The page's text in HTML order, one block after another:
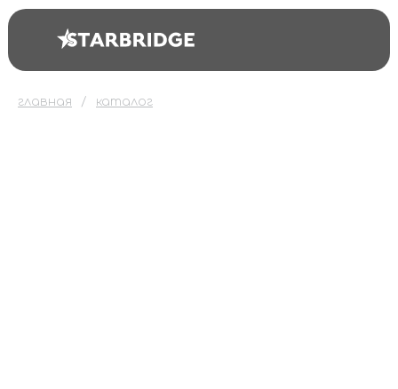
главная каталог